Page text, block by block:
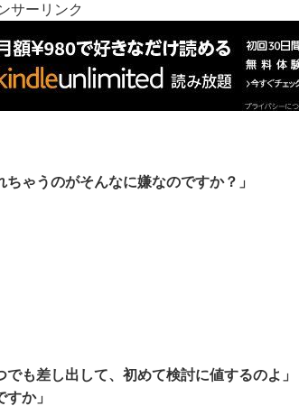
サーリンク
ゃうのがそんなに嫌なのですか？」
も差し出して、初めて検討に値するのよ」
か」